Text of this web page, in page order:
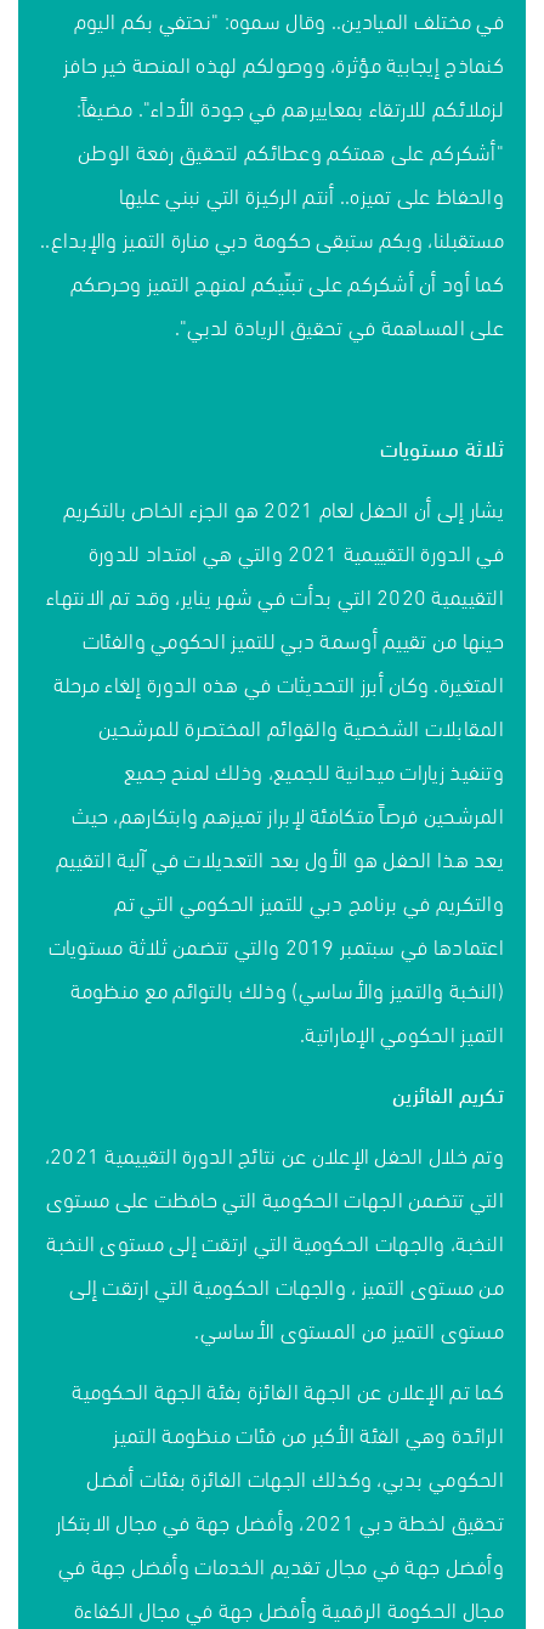
في مختلف الميادين.. وقال سموه: "نحتفي بكم اليوم
كنماذج إيجابية مؤثرة، ووصولكم لهذه المنصة خير حافز
لزملائكم للارتقاء بمعاييرهم في جودة الأداء". مضيفاً:
"أشكركم على همتكم وعطائكم لتحقيق رفعة الوطن
والحفاظ على تميزه.. أنتم الركيزة التي نبني عليها
مستقبلنا، وبكم ستبقى حكومة دبي منارة التميز والإبداع..
كما أود أن أشكركم على تبنّيكم لمنهج التميز وحرصكم
على المساهمة في تحقيق الريادة لدبي".
ثلاثة مستويات
يشار إلى أن الحفل لعام 2021 هو الجزء الخاص بالتكريم
في الدورة التقييمية 2021 والتي هي امتداد للدورة
التقييمية 2020 التي بدأت في شهر يناير، وقد تم الانتهاء
حينها من تقييم أوسمة دبي للتميز الحكومي والفئات
المتغيرة. وكان أبرز التحديثات في هذه الدورة إلغاء مرحلة
المقابلات الشخصية والقوائم المختصرة للمرشحين
وتنفيذ زيارات ميدانية للجميع، وذلك لمنح جميع
المرشحين فرصاً متكافئة لإبراز تميزهم وابتكارهم، حيث
يعد هذا الحفل هو الأول بعد التعديلات في آلية التقييم
والتكريم في برنامج دبي للتميز الحكومي التي تم
اعتمادها في سبتمبر 2019 والتي تتضمن ثلاثة مستويات
(النخبة والتميز والأساسي) وذلك بالتوائم مع منظومة
التميز الحكومي الإماراتية.
تكريم الفائزين
وتم خلال الحفل الإعلان عن نتائج الدورة التقييمية 2021،
التي تتضمن الجهات الحكومية التي حافظت على مستوى
النخبة، والجهات الحكومية التي ارتقت إلى مستوى النخبة
من مستوى التميز ، والجهات الحكومية التي ارتقت إلى
مستوى التميز من المستوى الأساسي.
كما تم الإعلان عن الجهة الفائزة بفئة الجهة الحكومية
الرائدة وهي الفئة الأكبر من فئات منظومة التميز
الحكومي بدبي، وكذلك الجهات الفائزة بفئات أفضل
تحقيق لخطة دبي 2021، وأفضل جهة في مجال الابتكار
وأفضل جهة في مجال تقديم الخدمات وأفضل جهة في
مجال الحكومة الرقمية وأفضل جهة في مجال الكفاءة